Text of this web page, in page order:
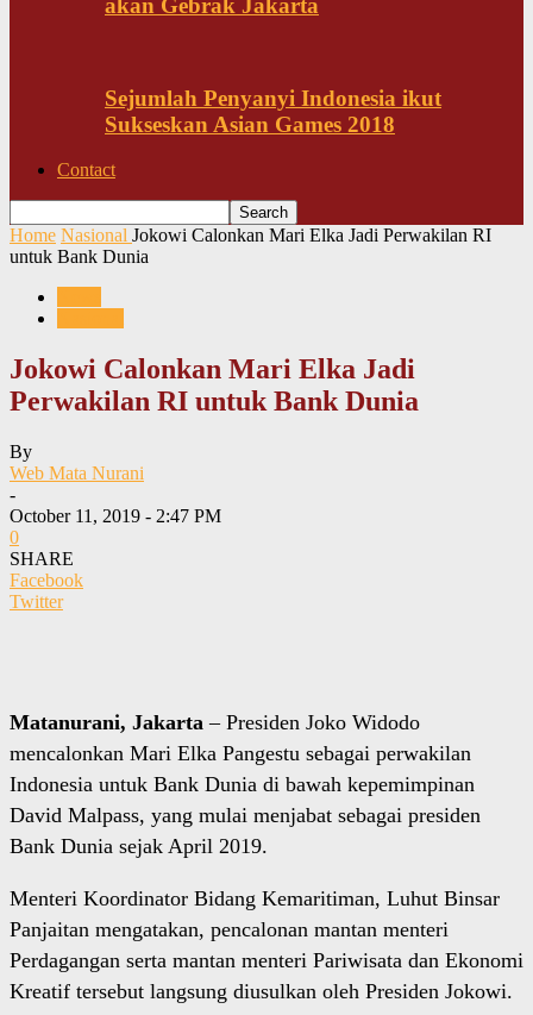
akan Gebrak Jakarta
Sejumlah Penyanyi Indonesia ikut
Sukseskan Asian Games 2018
Contact
Home Nasional Jokowi Calonkan Mari Elka Jadi Perwakilan RI
untuk Bank Dunia
Jokowi Calonkan Mari Elka Jadi
Perwakilan RI untuk Bank Dunia
By
Web Mata Nurani
-
October 11, 2019 - 2:47 PM
0
SHARE
Facebook
Twitter
Matanurani, Jakarta – Presiden Joko Widodo
mencalonkan Mari Elka Pangestu sebagai perwakilan
Indonesia untuk Bank Dunia di bawah kepemimpinan
David Malpass, yang mulai menjabat sebagai presiden
Bank Dunia sejak April 2019.
Menteri Koordinator Bidang Kemaritiman, Luhut Binsar
Panjaitan mengatakan, pencalonan mantan menteri
Perdagangan serta mantan menteri Pariwisata dan Ekonomi
Kreatif tersebut langsung diusulkan oleh Presiden Jokowi.